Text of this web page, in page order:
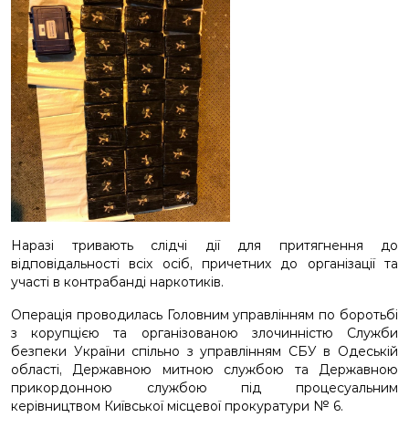
Наразі тривають слідчі дії для притягнення до
відповідальності всіх осіб, причетних до організації та
участі в контрабанді наркотиків.
Операція проводилась Головним управлінням по боротьбі
з корупцією та організованою злочинністю Служби
безпеки України спільно з управлінням СБУ в Одеській
області, Державною митною службою та Державною
прикордонною службою під процесуальним
керівництвом Київської місцевої прокуратури № 6.